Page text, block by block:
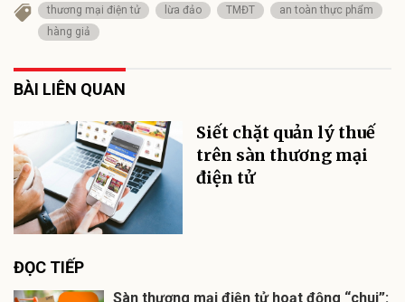
thương mại điện tử lừa đảo TMĐT
an toàn thực phẩm
hàng giả
BÀI LIÊN QUAN
Siết chặt quản lý thuế
trên sàn thương mại
điện tử
ĐỌC TIẾP
Sàn thương mại điện tử hoạt động “chui”: